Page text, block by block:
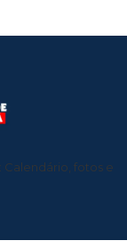
fotos e